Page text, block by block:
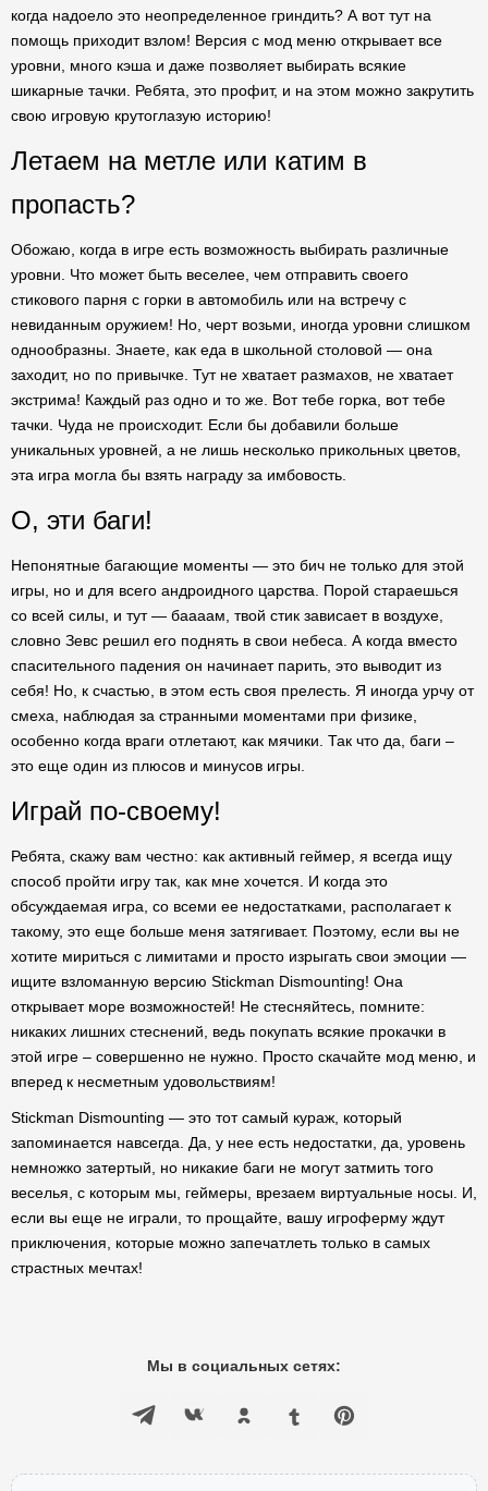
когда надоело это неопределенное гриндить? А вот тут на
помощь приходит взлом! Версия с мод меню открывает все
уровни, много кэша и даже позволяет выбирать всякие
шикарные тачки. Ребята, это профит, и на этом можно закрутить
свою игровую крутоглазую историю!
Летаем на метле или катим в
пропасть?
Обожаю, когда в игре есть возможность выбирать различные
уровни. Что может быть веселее, чем отправить своего
стикового парня с горки в автомобиль или на встречу с
невиданным оружием! Но, черт возьми, иногда уровни слишком
однообразны. Знаете, как еда в школьной столовой — она
заходит, но по привычке. Тут не хватает размахов, не хватает
экстрима! Каждый раз одно и то же. Вот тебе горка, вот тебе
тачки. Чуда не происходит. Если бы добавили больше
уникальных уровней, а не лишь несколько прикольных цветов,
эта игра могла бы взять награду за имбовость.
О, эти баги!
Непонятные багающие моменты — это бич не только для этой
игры, но и для всего андроидного царства. Порой стараешься
со всей силы, и тут — баааам, твой стик зависает в воздухе,
словно Зевс решил его поднять в свои небеса. А когда вместо
спасительного падения он начинает парить, это выводит из
себя! Но, к счастью, в этом есть своя прелесть. Я иногда урчу от
смеха, наблюдая за странными моментами при физике,
особенно когда враги отлетают, как мячики. Так что да, баги –
это еще один из плюсов и минусов игры.
Играй по-своему!
Ребята, скажу вам честно: как активный геймер, я всегда ищу
способ пройти игру так, как мне хочется. И когда это
обсуждаемая игра, со всеми ее недостатками, располагает к
такому, это еще больше меня затягивает. Поэтому, если вы не
хотите мириться с лимитами и просто изрыгать свои эмоции —
ищите взломанную версию Stickman Dismounting! Она
открывает море возможностей! Не стесняйтесь, помните:
никаких лишних стеснений, ведь покупать всякие прокачки в
этой игре – совершенно не нужно. Просто скачайте мод меню, и
вперед к несметным удовольствиям!
Stickman Dismounting — это тот самый кураж, который
запоминается навсегда. Да, у нее есть недостатки, да, уровень
немножко затертый, но никакие баги не могут затмить того
веселья, с которым мы, геймеры, врезаем виртуальные носы. И,
если вы еще не играли, то прощайте, вашу игроферму ждут
приключения, которые можно запечатлеть только в самых
страстных мечтах!
Мы в социальных сетях: